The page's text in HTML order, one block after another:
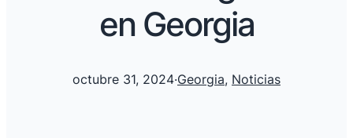
en Georgia
octubre 31, 2024·Georgia, Noticias